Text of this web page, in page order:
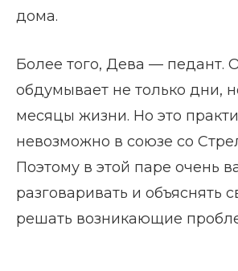
дома.
Более того, Дева — педант.
обдумывает не только дни,
месяцы жизни. Но это
невозможно в союзе со
Поэтому в этой паре очень
разговаривать и объяснять
решать возникающие